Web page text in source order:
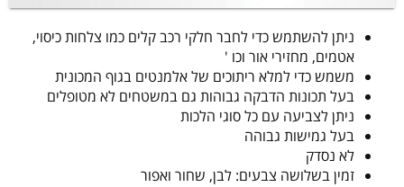
ניתן להשתמש כדי לחבר חלקי רכב קלים כמו צלחות כיסוי,
אטמים, מחזירי אור וכו '
משמש כדי למלא ריתוכים של אלמנטים בגוף המכונית
בעל תכונות הדבקה גבוהות גם במשטחים לא מטופלים
ניתן לצביעה עם כל סוגי הלכות
בעל גמישות גבוהה
לא נסדק
זמין בשלושה צבעים: לבן, שחור ואפור